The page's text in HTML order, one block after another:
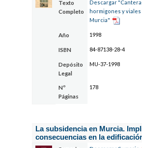
Texto
Completo
Descargar
hormigones y viales
Murcia"
Año 1998
ISBN 84-87138-28-4
Depósito
Legal
MU-37-1998
Nº
Páginas
178
La subsidencia en Murcia.
consecuencias en la